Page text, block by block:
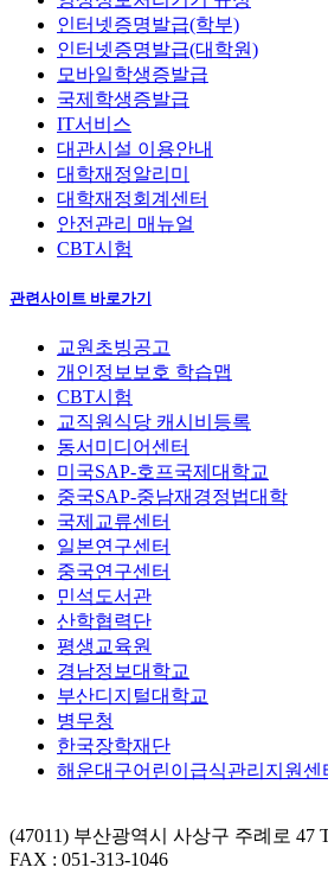
인터넷증명발급(학부)
인터넷증명발급(대학원)
모바일학생증발급
국제학생증발급
IT서비스
대관시설 이용안내
대학재정알리미
대학재정회계센터
안전관리 매뉴얼
CBT시험
관련사이트 바로가기
교원초빙공고
개인정보보호 학습맵
CBT시험
교직원식당 캐시비등록
동서미디어센터
미국SAP-호프국제대학교
중국SAP-중남재경정법대학
국제교류센터
일본연구센터
중국연구센터
민석도서관
산학협력단
평생교육원
경남정보대학교
부산디지털대학교
병무청
한국장학재단
해운대구어린이급식관리지원센
(47011) 부산광역시 사상구 주례로 47
FAX : 051-313-1046